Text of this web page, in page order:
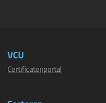
VCU
Certificatenportal